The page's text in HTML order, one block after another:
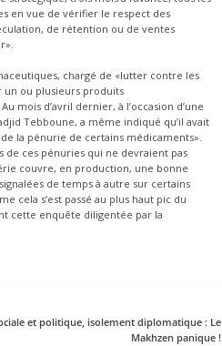
en vue de vérifier le respect des
de rétention ou de ventes
chargé de «lutter contre les
ou plusieurs produits
mois d’avril dernier, à l’occasion d’une
Tebboune, a même indiqué qu’il avait
la pénurie de certains médicaments».
de ces pénuries qui ne devraient pas
couvre, en production, une bonne
de temps à autre sur certains
cela s’est passé au plus haut pic du
cette enquête diligentée par la
et politique, isolement diplomatique : Le
Makhzen panique !